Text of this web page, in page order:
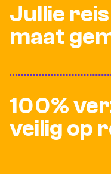
Jullie
maat
100%
veilig op